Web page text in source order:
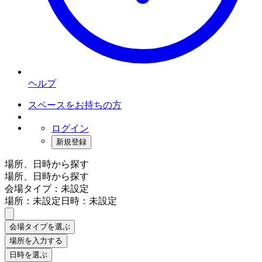
ヘルプ
スペースをお持ちの方
ログイン
新規登録
場所、日時から探す
場所、日時から探す
会場タイプ：未設定
場所：未設定日時：未設定
会場タイプを選ぶ
場所を入力する
日時を選ぶ